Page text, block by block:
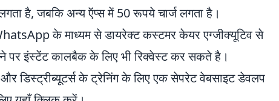
है, जबकि अन्य ऍप्स में 50 रूपये चार्ज लगता है।
के माध्यम से डायरेक्ट कस्टमर केयर एग्जीक्यूटिव से
इंस्टेंट कालबैक के लिए भी रिक्वेस्ट कर सकते है।
डिस्ट्रीब्यूटर्स के ट्रेनिंग के लिए एक सेपरेट वेबसाइट डेवलप